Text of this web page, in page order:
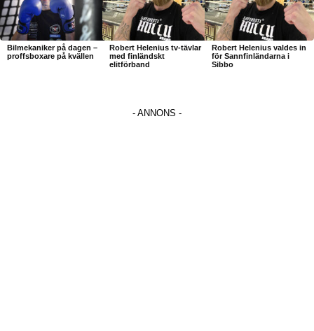
Bilmekaniker på dagen –
proffsboxare på kvällen
Robert Helenius tv-tävlar
med finländskt
elitförband
Robert Helenius valdes in
för Sannfinländarna i
Sibbo